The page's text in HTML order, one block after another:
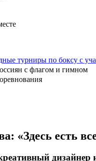
турниры по боксу с
с флагом и гимном
«Здесь есть